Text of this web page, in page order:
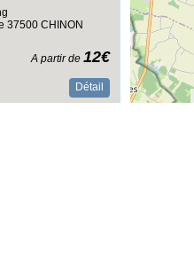
37500 CHINON
A partir de 12€
Détail